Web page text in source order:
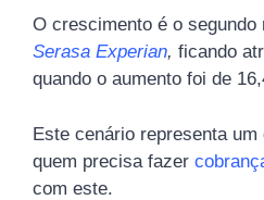
O crescimento é o
Serasa Experian, ficando
quando o aumento foi de
Este cenário representa
quem precisa fazer
com este.